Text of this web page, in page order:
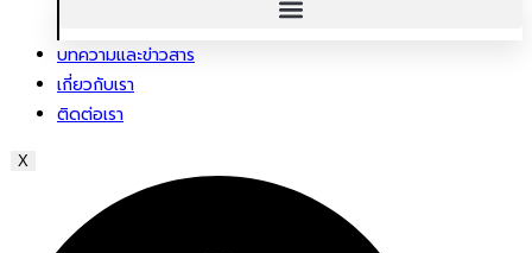
บทความและข่าวสาร
เกี่ยวกับเรา
ติดต่อเรา
X